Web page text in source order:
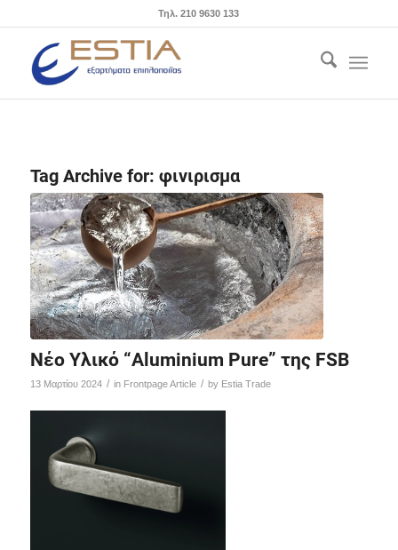
Τηλ. 210 9630 133
Tag Archive for: φινιρισμα
Νέο Υλικό “Aluminium Pure” της FSB
13 Μαρτίου 2024 / in Frontpage Article / by Estia Trade